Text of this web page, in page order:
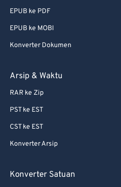
EPUB ke PDF
EPUB ke MOBI
Konverter Dokumen
Arsip & Waktu
RAR ke Zip
PST ke EST
CST ke EST
Konverter Arsip
Konverter Satuan